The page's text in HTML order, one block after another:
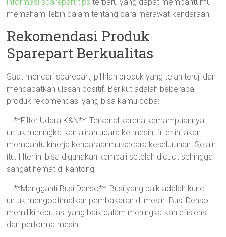
memahami lebih dalam tentang cara merawat kendaraan.
Rekomendasi Produk
Sparepart Berkualitas
Saat mencari sparepart, pilihlah produk yang telah teruji dan
mendapatkan ulasan positif. Berikut adalah beberapa
produk rekomendasi yang bisa kamu coba:
– **Filter Udara K&N**: Terkenal karena kemampuannya
untuk meningkatkan aliran udara ke mesin, filter ini akan
membantu kinerja kendaraanmu secara keseluruhan. Selain
itu, filter ini bisa digunakan kembali setelah dicuci, sehingga
sangat hemat di kantong.
– **Mengganti Busi Denso**: Busi yang baik adalah kunci
untuk mengoptimalkan pembakaran di mesin. Busi Denso
memiliki reputasi yang baik dalam meningkatkan efisiensi
dan performa mesin.